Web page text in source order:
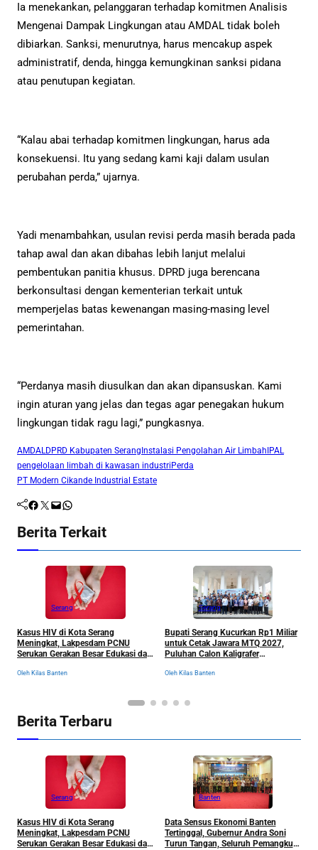
Ia menekankan, pelanggaran terhadap komitmen Analisis
Mengenai Dampak Lingkungan atau AMDAL tidak boleh
dibiarkan. Sanksi, menurutnya, harus mencakup aspek
administratif, denda, hingga kemungkinan sanksi pidana
atau penutupan kegiatan.
“Kalau abai terhadap komitmen lingkungan, harus ada
konsekuensi. Itu yang sedang kami kaji dalam usulan
perubahan perda,” ujarnya.
Yadi menambahkan, usulan revisi perda masih berada pada
tahap awal dan akan dibahas lebih lanjut melalui
pembentukan panitia khusus. DPRD juga berencana
berkonsultasi dengan kementerian terkait untuk
memperjelas batas kewenangan masing-masing level
pemerintahan.
“Perdanya masih diusulkan dan akan dipansuskan. Kami
ingin aturan yang jelas dan tegas agar penegakan hukum
lingkungan tidak ragu lagi,” pungkasnya.
AMDAL DPRD Kabupaten SerangInstalasi Pengolahan Air LimbahIPAL
pengelolaan limbah di kawasan industriPerda
PT Modern Cikande Industrial Estate
Facebook Twitter Mail WhatsApp
Berita Terkait
Serang
Kasus HIV di Kota Serang
Meningkat, Lakpesdam PCNU
Serukan Gerakan Besar Edukasi dan
Oleh Kilas Banten
Serang
Bupati Serang Kucurkan Rp1 Miliar
untuk Cetak Jawara MTQ 2027,
Puluhan Calon Kaligrafer
Oleh Kilas Banten
Berita Terbaru
Serang
Kasus HIV di Kota Serang
Meningkat, Lakpesdam PCNU
Serukan Gerakan Besar Edukasi dan
Banten
Data Sensus Ekonomi Banten
Tertinggal, Gubernur Andra Soni
Turun Tangan, Seluruh Pemangku